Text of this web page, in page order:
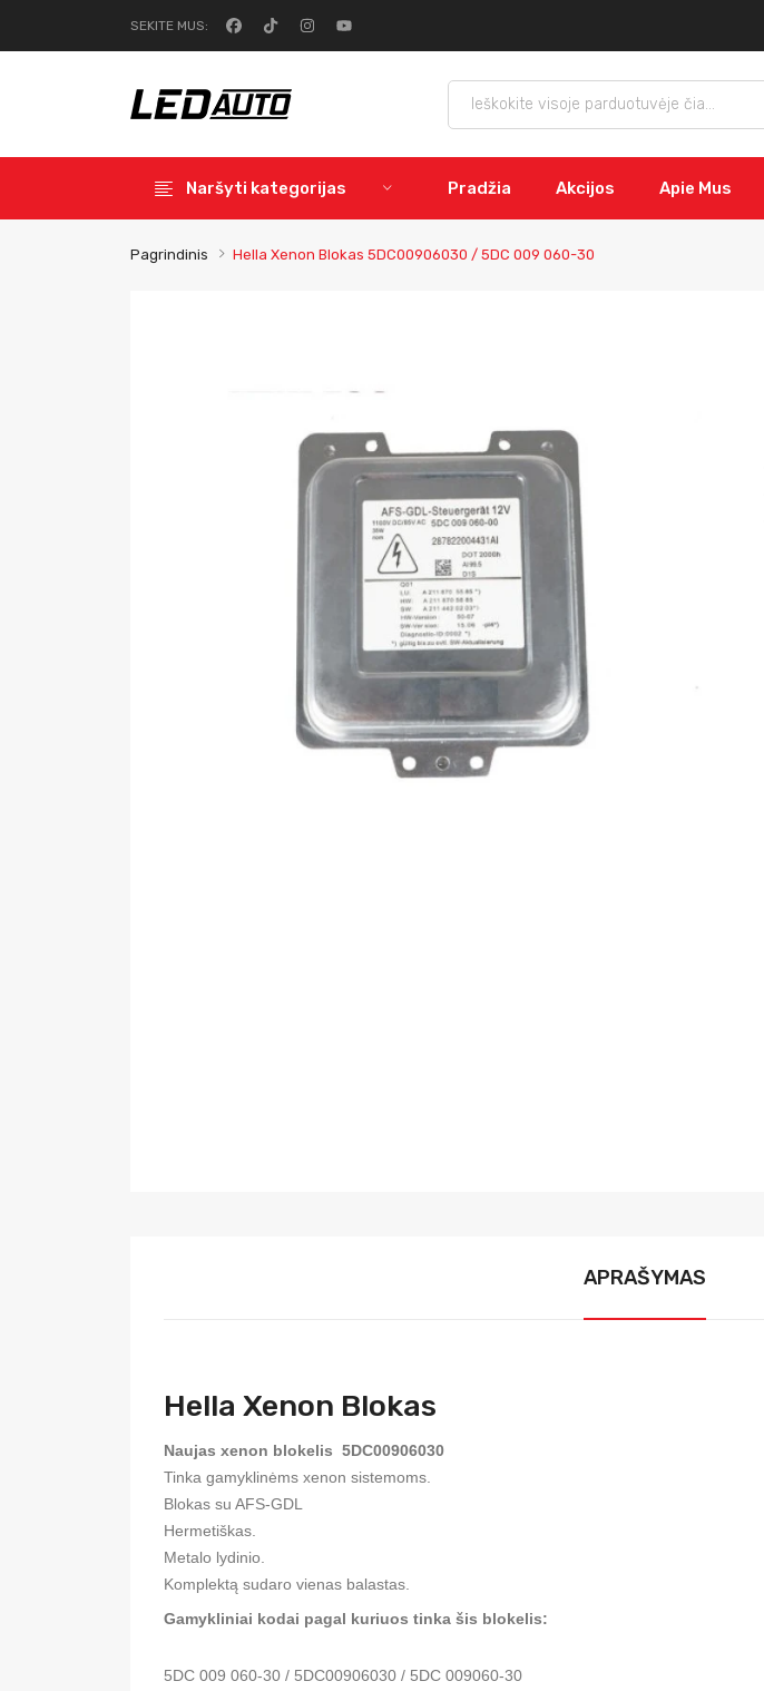
SEKITE MUS:
Naršyti kategorijas Pradžia Akcijos Apie Mus
Pagrindinis Hella Xenon Blokas 5DC00906030 / 5DC 009 060-30
APRAŠYMAS
Hella Xenon Blokas
Naujas xenon blokelis 5DC00906030
Tinka gamyklinėms xenon sistemoms.
Blokas su AFS-GDL
Hermetiškas.
Metalo lydinio.
Komplektą sudaro vienas balastas.
Gamykliniai kodai pagal kuriuos tinka šis blokelis:
5DC 009 060-30 / 5DC00906030 / 5DC 009060-30